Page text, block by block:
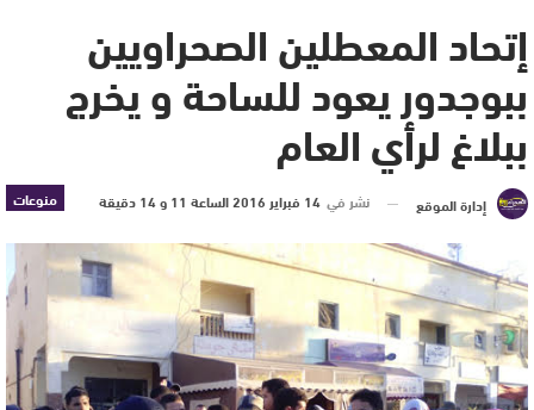
إتحاد المعطلين الصحراويين
ببوجدور يعود للساحة و يخرج
ببلاغ لرأي العام
منوعات إدارة الموقع نشر في 14 فبراير 2016 الساعة 11 و 14 دقيقة